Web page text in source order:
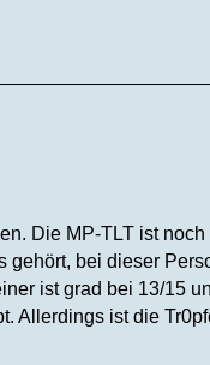
Die MP-TLT ist
bei dieser
ist grad bei 13/15
Allerdings ist die